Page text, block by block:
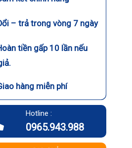
– trả trong vòng 7 ngày
tiền gấp 10 lần nếu
hàng miễn phí
Hotline :
0965.943.988